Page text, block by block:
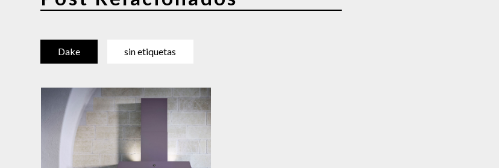
Dake sin etiquetas